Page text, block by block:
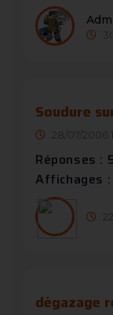
Soudure
28/07/2006
Réponses :
Affichages
dégazage